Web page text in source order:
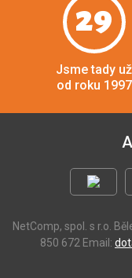
29
Jsme tady už
od roku 1997
NetComp, spol. s r.o.
850 672 Email: